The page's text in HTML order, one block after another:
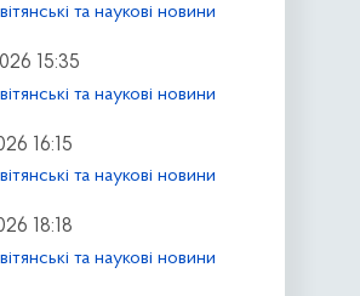
та наукові новини
15:35
та наукові новини
16:15
та наукові новини
18:18
та наукові новини